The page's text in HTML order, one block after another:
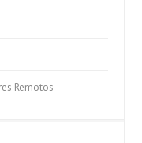
Remotos